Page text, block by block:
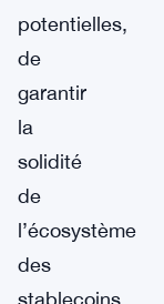
potentielles,
de
garantir
la
solidité
de
l’écosystème
des
stablecoins